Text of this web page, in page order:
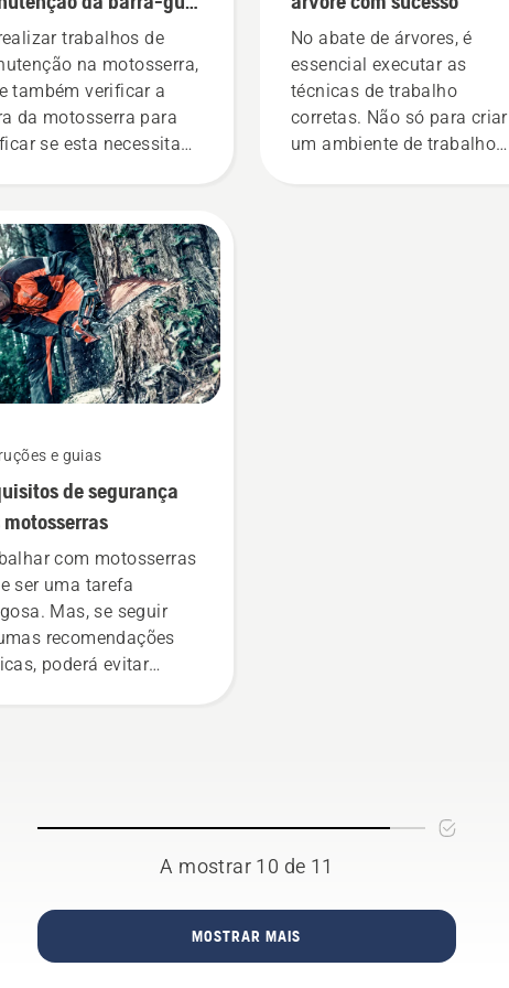
motosserra
trabalhos de
na motosserra,
também verificar a
da motosserra para
se esta necessita
e guias
de segurança
motosserras
com motosserras
ser uma tarefa
Mas, se seguir
recomendações
poderá evitar
No abate de árvores, é
essencial executar as
técnicas de trabalho
corretas. Não só para criar
um ambiente de trabalho
A mostrar 10 de 11
MOSTRAR MAIS